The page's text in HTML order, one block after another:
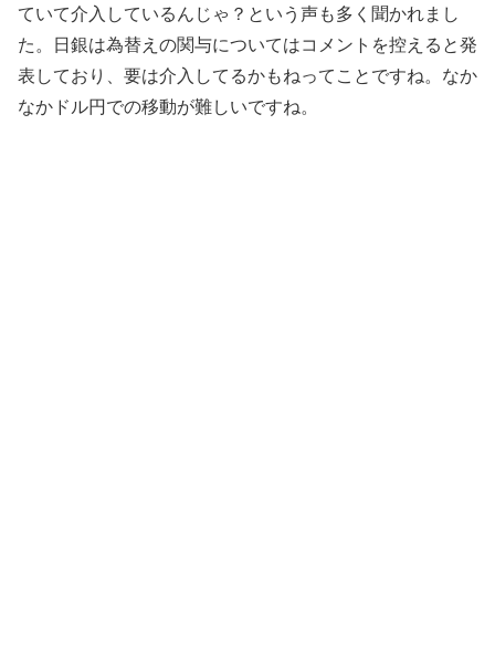
ていて介入しているんじゃ？という声も多く聞かれまし
た。日銀は為替えの関与についてはコメントを控えると発
表しており、要は介入してるかもねってことですね。なか
なかドル円での移動が難しいですね。